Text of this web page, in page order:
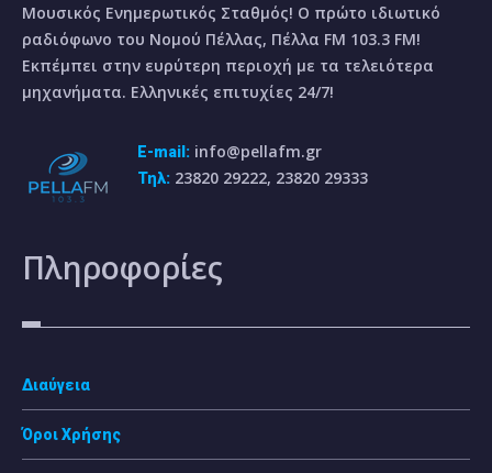
Μουσικός Ενημερωτικός Σταθμός! Ο πρώτο ιδιωτικό
ραδιόφωνο του Νομού Πέλλας, Πέλλα FM 103.3 FM!
Εκπέμπει στην ευρύτερη περιοχή με τα τελειότερα
μηχανήματα. Ελληνικές επιτυχίες 24/7!
E-mail: info@pellafm.gr
Τηλ: 23820 29222, 23820 29333
Πληροφορίες
Διαύγεια
Όροι Χρήσης